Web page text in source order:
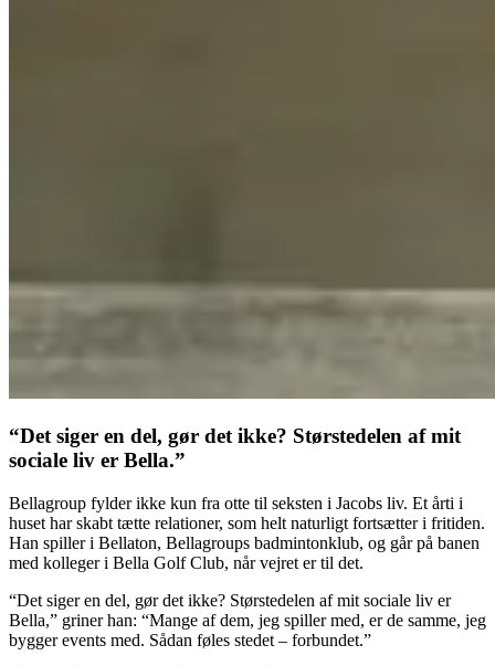
“Det siger en del, gør det ikke? Størstedelen af mit
sociale liv er Bella.”
Bellagroup fylder ikke kun fra otte til seksten i Jacobs liv. Et årti i
huset har skabt tætte relationer, som helt naturligt fortsætter i fritiden.
Han spiller i Bellaton, Bellagroups badmintonklub, og går på banen
med kolleger i Bella Golf Club, når vejret er til det.
“Det siger en del, gør det ikke? Størstedelen af mit sociale liv er
Bella,” griner han: “Mange af dem, jeg spiller med, er de samme, jeg
bygger events med. Sådan føles stedet – forbundet.”